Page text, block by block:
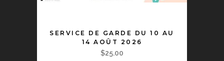
SERVICE DE GARDE DU 10 AU
14 AOÛT 2026
$25.00